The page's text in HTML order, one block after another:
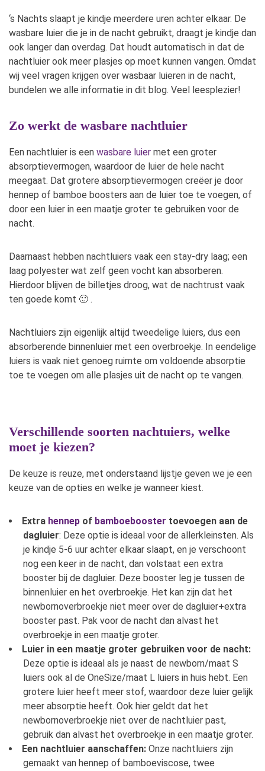
‘s Nachts slaapt je kindje meerdere uren achter elkaar. De
wasbare luier die je in de nacht gebruikt, draagt je kindje dan
ook langer dan overdag. Dat houdt automatisch in dat de
nachtluier ook meer plasjes op moet kunnen vangen. Omdat
wij veel vragen krijgen over wasbaar luieren in de nacht,
bundelen we alle informatie in dit blog. Veel leesplezier!
Zo werkt de wasbare nachtluier
Een nachtluier is een wasbare luier met een groter
absorptievermogen, waardoor de luier de hele nacht
meegaat. Dat grotere absorptievermogen creëer je door
hennep of bamboe boosters aan de luier toe te voegen, of
door een luier in een maatje groter te gebruiken voor de
nacht.
Daarnaast hebben nachtluiers vaak een stay-dry laag; een
laag polyester wat zelf geen vocht kan absorberen.
Hierdoor blijven de billetjes droog, wat de nachtrust vaak
ten goede komt 🙂 .
Nachtluiers zijn eigenlijk altijd tweedelige luiers, dus een
absorberende binnenluier met een overbroekje. In eendelige
luiers is vaak niet genoeg ruimte om voldoende absorptie
toe te voegen om alle plasjes uit de nacht op te vangen.
Verschillende soorten nachtuiers, welke
moet je kiezen?
De keuze is reuze, met onderstaand lijstje geven we je een
keuze van de opties en welke je wanneer kiest.
Extra hennep of bamboebooster toevoegen aan de
dagluier: Deze optie is ideaal voor de allerkleinsten. Als
je kindje 5-6 uur achter elkaar slaapt, en je verschoont
nog een keer in de nacht, dan volstaat een extra
booster bij de dagluier. Deze booster leg je tussen de
binnenluier en het overbroekje. Het kan zijn dat het
newbornoverbroekje niet meer over de dagluier+extra
booster past. Pak voor de nacht dan alvast het
overbroekje in een maatje groter.
Luier in een maatje groter gebruiken voor de nacht:
Deze optie is ideaal als je naast de newborn/maat S
luiers ook al de OneSize/maat L luiers in huis hebt. Een
grotere luier heeft meer stof, waardoor deze luier gelijk
meer absorptie heeft. Ook hier geldt dat het
newbornoverbroekje niet over de nachtluier past,
gebruik dan alvast het overbroekje in een maatje groter.
Een nachtluier aanschaffen: Onze nachtluiers zijn
gemaakt van hennep of bamboeviscose, twee